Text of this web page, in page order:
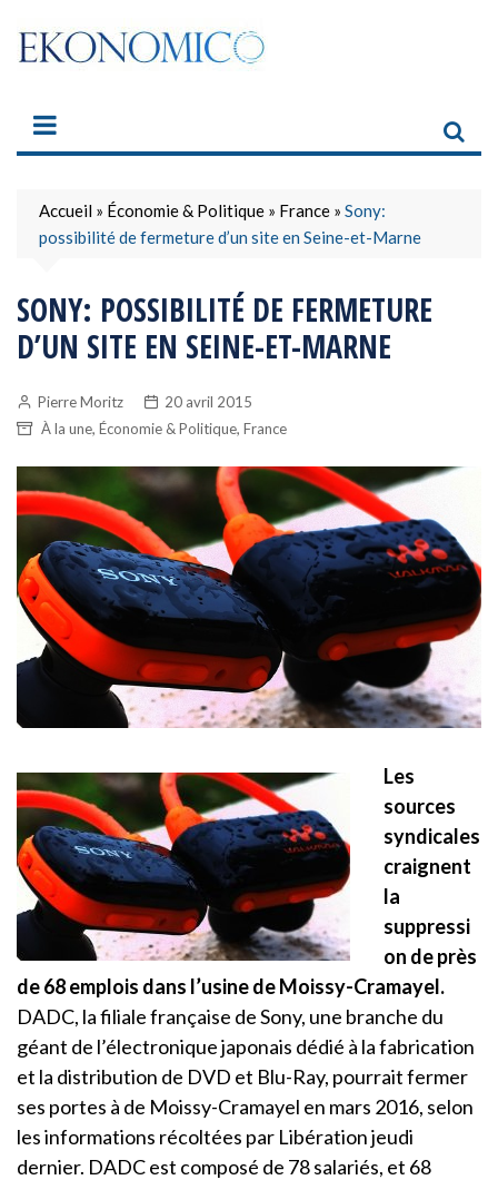
content
Accueil » Économie & Politique » France » Sony:
possibilité de fermeture d’un site en Seine-et-Marne
SONY: POSSIBILITÉ DE FERMETURE
D’UN SITE EN SEINE-ET-MARNE
Pierre Moritz
20 avril 2015
À la une, Économie & Politique, France
Les
sources
syndicales
craignent
la
suppressi
on de près
de 68 emplois dans l’usine de Moissy-Cramayel.
DADC, la filiale française de Sony, une branche du
géant de l’électronique japonais dédié à la fabrication
et la distribution de DVD et Blu-Ray, pourrait fermer
ses portes à de Moissy-Cramayel en mars 2016, selon
les informations récoltées par Libération jeudi
dernier. DADC est composé de 78 salariés, et 68